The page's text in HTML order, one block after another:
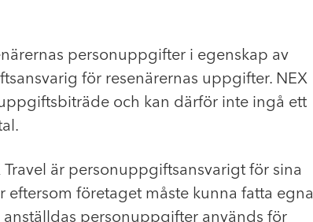
personuppgifter i egenskap av
för resenärernas uppgifter. NEX
och kan därför inte ingå ett
är personuppgiftsansvarigt för sina
företaget måste kunna fatta egna
anställdas personuppgifter används för